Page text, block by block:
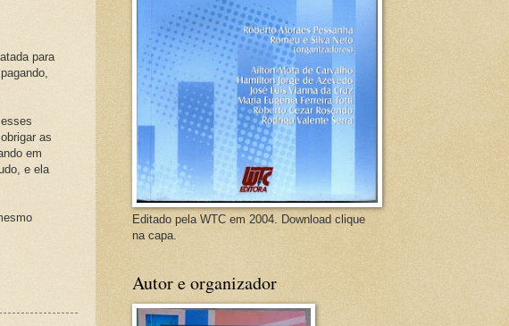
para
as
em
e ela
Editado pela WTC em 2004. Download clique
na capa.
Autor e organizador